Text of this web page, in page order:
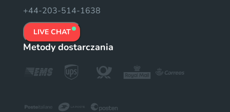
+44-203-514-1638
LIVE CHAT
Metody dostarczania